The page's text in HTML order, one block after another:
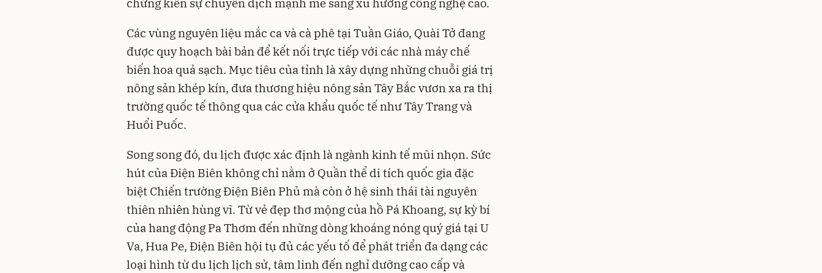
chứng kiến sự chuyển dịch mạnh mẽ sang xu hướng công nghệ cao.
Các vùng nguyên liệu mắc ca và cà phê tại Tuần Giáo, Quài Tở đang
được quy hoạch bài bản để kết nối trực tiếp với các nhà máy chế
biến hoa quả sạch. Mục tiêu của tỉnh là xây dựng những chuỗi giá trị
nông sản khép kín, đưa thương hiệu nông sản Tây Bắc vươn xa ra thị
trường quốc tế thông qua các cửa khẩu quốc tế như Tây Trang và
Huổi Puốc.
Song song đó, du lịch được xác định là ngành kinh tế mũi nhọn. Sức
hút của Điện Biên không chỉ nằm ở Quần thể di tích quốc gia đặc
biệt Chiến trường Điện Biên Phủ mà còn ở hệ sinh thái tài nguyên
thiên nhiên hùng vĩ. Từ vẻ đẹp thơ mộng của hồ Pá Khoang, sự kỳ bí
của hang động Pa Thơm đến những dòng khoáng nóng quý giá tại U
Va, Hua Pe, Điện Biên hội tụ đủ các yếu tố để phát triển đa dạng các
loại hình từ du lịch lịch sử, tâm linh đến nghỉ dưỡng cao cấp và